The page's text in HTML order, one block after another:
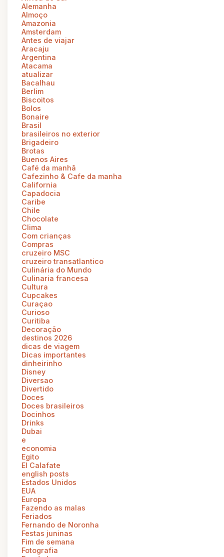
Alemanha
Almoço
Amazonia
Amsterdam
Antes de viajar
Aracaju
Argentina
Atacama
atualizar
Bacalhau
Berlim
Biscoitos
Bolos
Bonaire
Brasil
brasileiros no exterior
Brigadeiro
Brotas
Buenos Aires
Café da manhã
Cafezinho & Cafe da manha
California
Capadocia
Caribe
Chile
Chocolate
Clima
Com crianças
Compras
cruzeiro MSC
cruzeiro transatlantico
Culinária do Mundo
Culinaria francesa
Cultura
Cupcakes
Curaçao
Curioso
Curitiba
Decoração
destinos 2026
dicas de viagem
Dicas importantes
dinheirinho
Disney
Diversao
Divertido
Doces
Doces brasileiros
Docinhos
Drinks
Dubai
e
economia
Egito
El Calafate
english posts
Estados Unidos
EUA
Europa
Fazendo as malas
Feriados
Fernando de Noronha
Festas juninas
Fim de semana
Fotografia